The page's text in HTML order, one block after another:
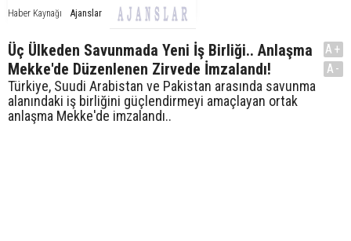
Haber Kaynağı Ajanslar
Üç Ülkeden Savunmada Yeni İş Birliği.. Anlaşma
Mekke'de Düzenlenen Zirvede İmzalandı!
Türkiye, Suudi Arabistan ve Pakistan arasında savunma
alanındaki iş birliğini güçlendirmeyi amaçlayan ortak
anlaşma Mekke'de imzalandı..
A+
A-